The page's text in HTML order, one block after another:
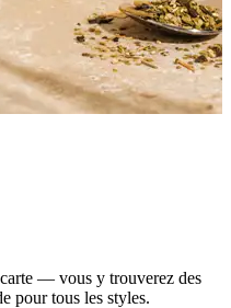
— vous y trouverez des
pour tous les styles.